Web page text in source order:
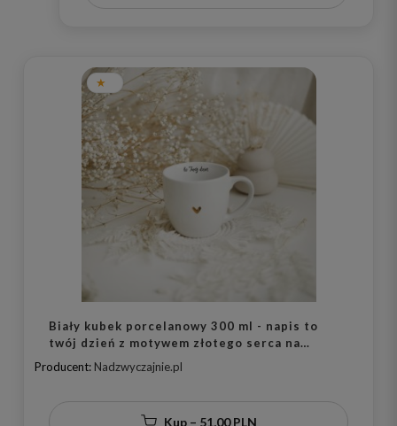
Biały kubek porcelanowy 300 ml - napis to
twój dzień z motywem złotego serca na
urodziny dla bliskiej osoby
Producent: Nadzwyczajnie.pl
Kup – 51,00 PLN